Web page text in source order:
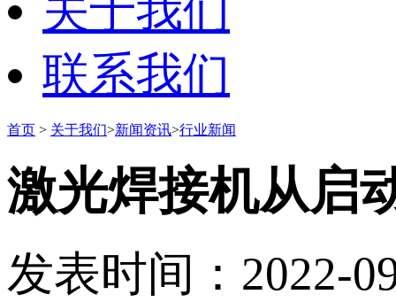
联系我们
首页 > 关于我们>新闻资讯>行业新闻
激光焊接机从启
发表时间：2022-